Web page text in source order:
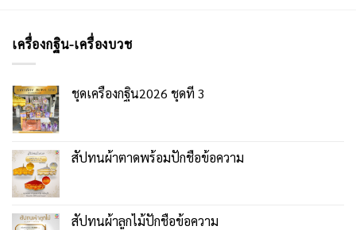
เครื่องกฐิน-เครื่องบวช
ชุดเครื่องกฐิน2026 ชุดที่ 3
สัปทนผ้าตาดพร้อมปักชื่อข้อความ
สัปทนผ้าลูกไม้ปักชื่อข้อความ